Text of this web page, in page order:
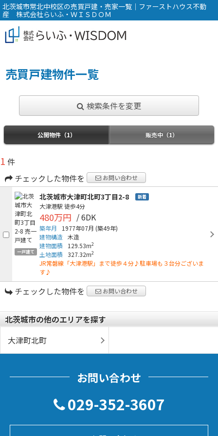
北茨城市常北中校区の売買戸建・売家一覧｜ファーストハウス不動
産 株式会社らいふ・ＷＩＳＤＯＭ
売買戸建物件一覧
検索条件を変更
公開物件（1） 販売中（1）
1 件
チェックした物件を
お問い合わせ
一戸建て
北茨城市大津町北町3丁目2-8 新着
大津港駅 徒歩4分
480万円 / 6DK
築年月 1977年07月 (築49年)
建物構造 木造
建物面積
129.53m2
土地面積 327.32m2
JR常磐線「大津港駅」まで徒歩４分♪駐車場も３台分ございま
す♪
チェックした物件を お問い合わせ
北茨城市の他のエリアを探す
大津町北町
お問い合わせ
029-352-3607